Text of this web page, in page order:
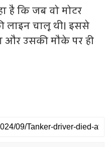
है कि जब वो मोटर
लाइन चालू थी। इससे
उसकी मौके पर ही